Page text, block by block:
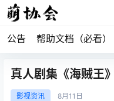
公告 帮助文档（必看）
真人剧集《海贼王
影视资讯 8月 11日